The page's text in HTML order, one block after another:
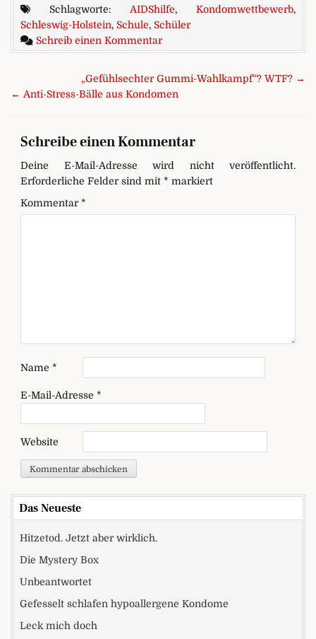
Schlagworte: AIDShilfe,Kondomwettbewerb,
Schleswig-Holstein, Schule, Schüler
Schreib einen Kommentarzu „sicher… sexy… vögeln…“
Beitragsnavigation
„Gefühlsechter Gummi-Wahlkampf“? WTF? →
← Anti-Stress-Bälle aus Kondomen
Schreibe einen Kommentar
Deine E-Mail-Adresse wird nicht veröffentlicht.
Erforderliche Felder sind mit * markiert
Kommentar *
Name *
E-Mail-Adresse *
Website
Das Neueste
Hitzetod. Jetzt aber wirklich.
Die Mystery Box
Unbeantwortet
Gefesselt schlafen hypoallergene Kondome
Leck mich doch